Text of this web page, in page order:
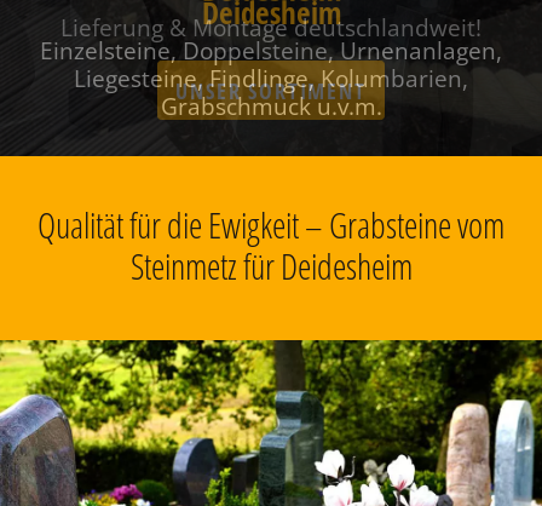
Deidesheim
Einzelsteine, Doppelsteine, Urnenanlagen,
Liegesteine, Findlinge, Kolumbarien,
Grabschmuck u.v.m.
Qualität für die Ewigkeit – Grabsteine vom
Steinmetz für Deidesheim